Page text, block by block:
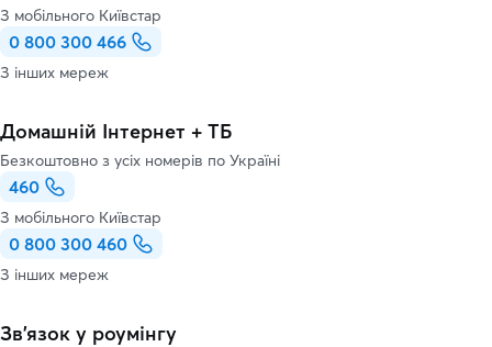
З мобільного Київстар
0 800 300 466
З інших мереж
Домашній Інтернет + ТБ
Безкоштовно з усіх номерів по Україні
460
З мобільного Київстар
0 800 300 460
З інших мереж
Зв’язок у роумінгу